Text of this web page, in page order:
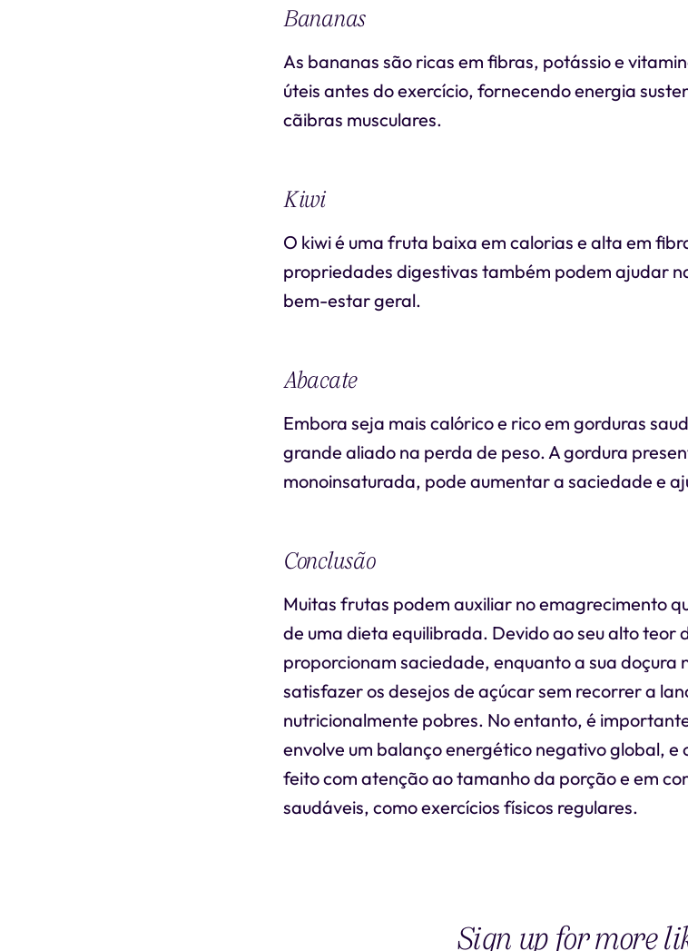
Bananas
As bananas são ricas em fibras, potássio e
úteis antes do exercício, fornecendo energia
cãibras musculares.
Kiwi
O kiwi é uma fruta baixa em calorias e alta em
propriedades digestivas também podem ajudar
bem-estar geral.
Abacate
Embora seja mais calórico e rico em gorduras
grande aliado na perda de peso. A gordura
monoinsaturada, pode aumentar a saciedade e
Conclusão
Muitas frutas podem auxiliar no emagrecimento
de uma dieta equilibrada. Devido ao seu alto teor
proporcionam saciedade, enquanto a sua doçura
satisfazer os desejos de açúcar sem recorrer a
nutricionalmente pobres. No entanto, é
envolve um balanço energético negativo global, e
feito com atenção ao tamanho da porção e em
saudáveis, como exercícios físicos regulares.
Sign up for more